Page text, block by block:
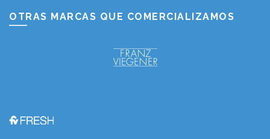
OTRAS MARCAS QUE COMERCIALIZAMOS